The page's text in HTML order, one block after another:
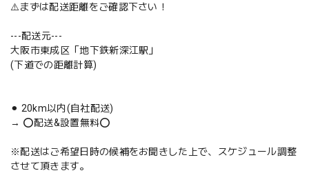
⚠️まずは配送距離をご確認下さい！
---配送元---
大阪市東成区「地下鉄新深江駅」
(下道での距離計算)
⚫︎ 20km以内(自社配送)
→ ⭕️配送&設置無料⭕️
※配送はご希望日時の候補をお聞きした上で、スケジュール調整
させて頂きます。